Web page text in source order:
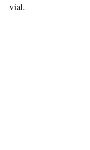
vial.